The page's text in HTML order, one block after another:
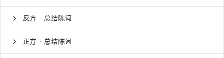
反方 · 总结陈词
正方 · 总结陈词